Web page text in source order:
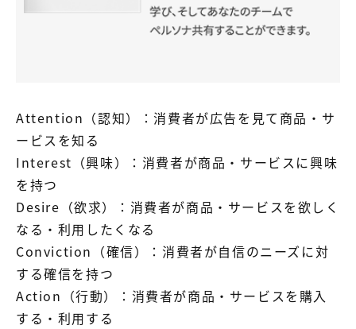
Attention（認知）：消費者が広告を見て商品・サ
ービスを知る
Interest（興味）：消費者が商品・サービスに興味
を持つ
Desire（欲求）：消費者が商品・サービスを欲しく
なる・利用したくなる
Conviction（確信）：消費者が自信のニーズに対
する確信を持つ
Action（行動）：消費者が商品・サービスを購入
する・利用する